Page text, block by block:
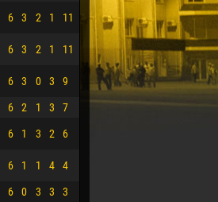
6 3 2 1 11
6 3 2 1 11
6 3 0 3 9
6 2 1 3 7
6 1 3 2 6
6 1 1 4 4
6 0 3 3 3